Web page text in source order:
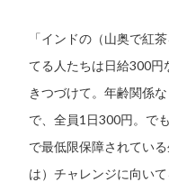
「インドの（山奥で紅
てる人たちは日給300円
きつづけて。年齢関係
で、全員1日300円。で
で最低限保障されてい
は）チャレンジに向い